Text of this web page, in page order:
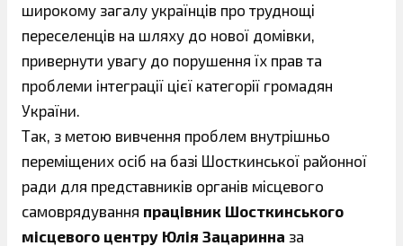
широкому загалу українців про труднощі
переселенців на шляху до нової домівки,
привернути увагу до порушення їх прав та
проблеми інтеграції цієї категорії громадян
України.
Так, з метою вивчення проблем внутрішньо
переміщених осіб на базі Шосткинської районної
ради для представників органів місцевого
самоврядування працівник Шосткинського
місцевого центру Юлія Зацаринна за